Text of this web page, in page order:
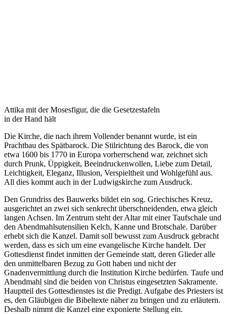
Attika mit der Mosesfigur, die die Gesetzestafeln
in der Hand hält
Die Kirche, die nach ihrem Vollender benannt wurde, ist ein
Prachtbau des Spätbarock. Die Stilrichtung des Barock, die von
etwa 1600 bis 1770 in Europa vorherrschend war, zeichnet sich
durch Prunk, Üppigkeit, Beeindruckenwollen, Liebe zum Detail,
Leichtigkeit, Eleganz, Illusion, Verspieltheit und Wohlgefühl aus.
All dies kommt auch in der Ludwigskirche zum Ausdruck.
Den Grundriss des Bauwerks bildet ein sog. Griechisches Kreuz,
ausgerichtet an zwei sich senkrecht überschneidenden, etwa gleich
langen Achsen. Im Zentrum steht der Altar mit einer Taufschale und
den Abendmahlsutensilien Kelch, Kanne und Brotschale. Darüber
erhebt sich die Kanzel. Damit soll bewusst zum Ausdruck gebracht
werden, dass es sich um eine evangelische Kirche handelt. Der
Gottesdienst findet inmitten der Gemeinde statt, deren Glieder alle
den unmittelbaren Bezug zu Gott haben und nicht der
Gnadenvermittlung durch die Institution Kirche bedürfen. Taufe und
Abendmahl sind die beiden von Christus eingesetzten Sakramente.
Hauptteil des Gottesdienstes ist die Predigt. Aufgabe des Priesters ist
es, den Gläubigen die Bibeltexte näher zu bringen und zu erläutern.
Deshalb nimmt die Kanzel eine exponierte Stellung ein.